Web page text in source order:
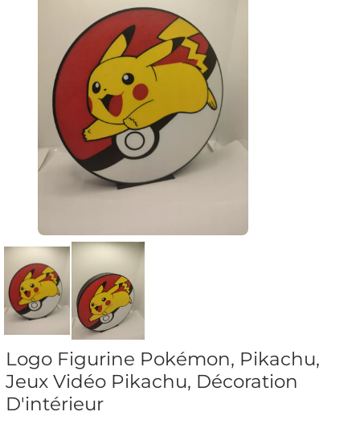
Logo Figurine Pokémon, Pikachu,
Jeux Vidéo Pikachu, Décoration
D'intérieur